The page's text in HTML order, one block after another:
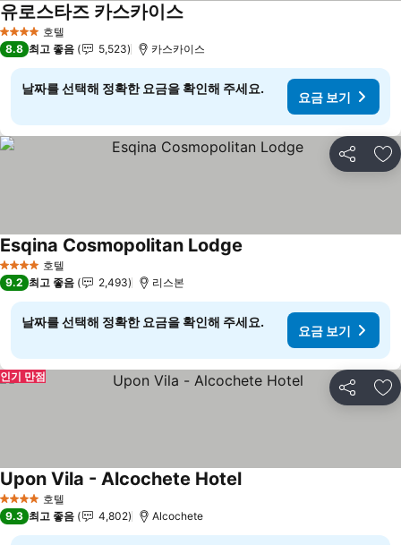
4 성급 호텔
유로스타즈 카스카이스요금 보기
8.8 최고 좋음 5,523 카스카이스
날짜를 선택해 정확한 요금을 확인해 주세요.
요금 보기
공유 즐
4 성급 호텔
Esqina Cosmopolitan Lodge
9.2 최고 좋음 2,493 리스본
날짜를 선택해 정확한 요금을 확인해 주세요.
요금 보기
공유 즐
인기 만점
4 성급 호텔
Upon Vila - Alcochete Hotel요금 보기
9.3 최고 좋음 4,802 Alcochete